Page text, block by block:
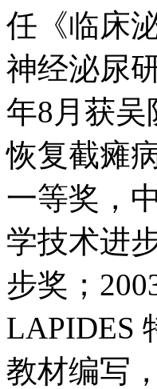
任《临床
神经泌尿
年8月获
恢复截瘫
一等奖，
学技术进
步奖；
LAPIDES
教材编写